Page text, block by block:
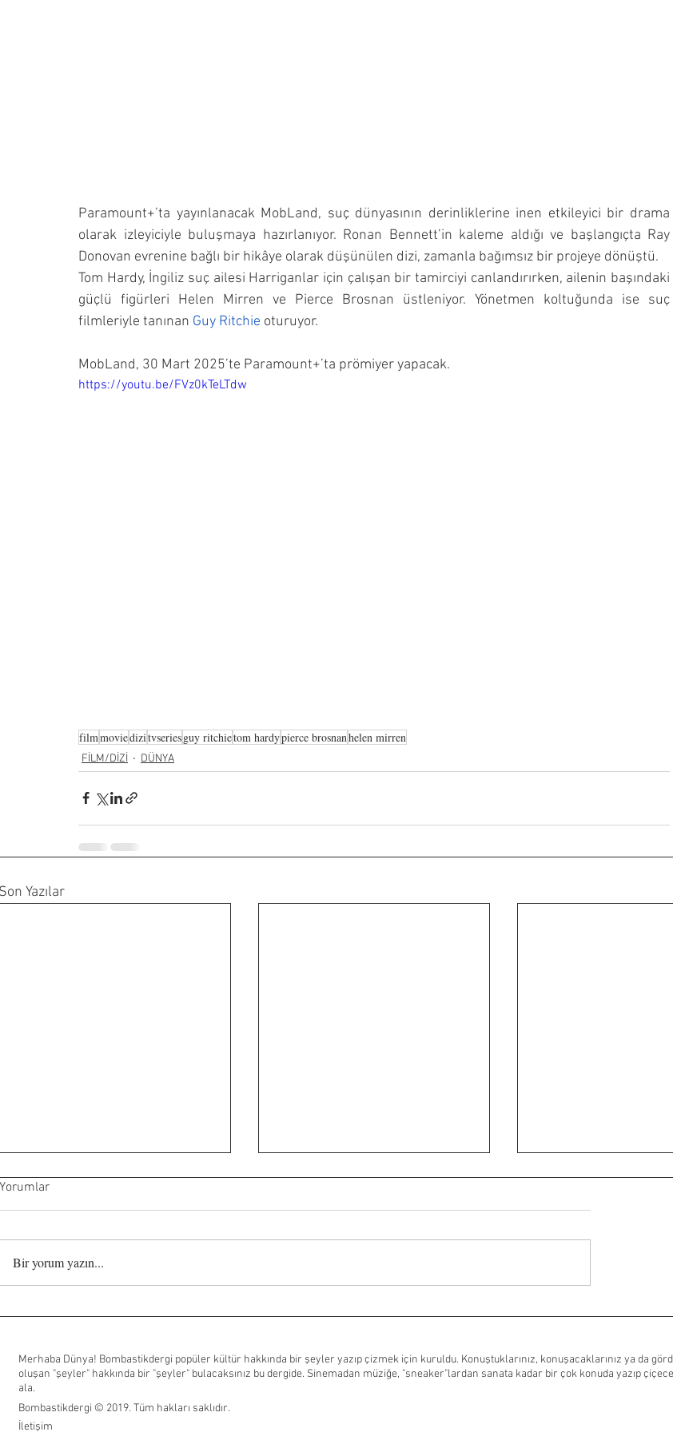
Paramount+’ta yayınlanacak MobLand, suç dünyasının derinliklerine inen etkileyici bir drama
olarak izleyiciyle buluşmaya hazırlanıyor. Ronan Bennett’in kaleme aldığı ve başlangıçta Ray
Donovan evrenine bağlı bir hikâye olarak düşünülen dizi, zamanla bağımsız bir projeye dönüştü.
Tom Hardy, İngiliz suç ailesi Harriganlar için çalışan bir tamirciyi canlandırırken, ailenin başındaki
güçlü figürleri Helen Mirren ve Pierce Brosnan üstleniyor. Yönetmen koltuğunda ise suç
filmleriyle tanınan Guy Ritchie oturuyor.
MobLand, 30 Mart 2025’te Paramount+’ta prömiyer yapacak.
https://youtu.be/FVz0kTeLTdw
filmmoviedizitvseriesguy ritchietom hardypierce brosnanhelen mirren
FİLM/DİZİ DÜNYA
Yazılar
Yorumlar
Bir yorum yazın...
Merhaba Dünya! Bombastikdergi popüler kültür hakkında bir şeyler yazıp çizmek için kuruldu. Konuştuklarınız, konuşacaklarınız ya da
oluşan "şeyler" hakkında bir "şeyler" bulacaksınız bu dergide. Sinemadan müziğe, "sneaker"lardan sanata kadar bir çok konuda yazıp
ala.
Bombastikdergi © 2019. Tüm hakları saklıdır.
İletişim